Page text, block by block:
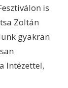
is
Zoltán
gyakran
Intézettel,